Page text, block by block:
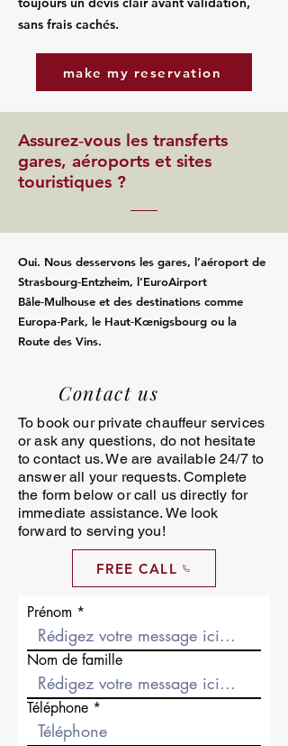
sans frais cachés.
make my reservation
Assurez‑vous les transferts
gares, aéroports et sites
touristiques ?
Oui. Nous desservons les gares, l’aéroport de
Strasbourg‑Entzheim, l’EuroAirport
Bâle‑Mulhouse et des destinations comme
Europa‑Park, le Haut‑Kœnigsbourg ou la
Route des Vins.
Contact us
To book our private chauffeur services
or ask any questions, do not hesitate
to contact us. We are available 24/7 to
answer all your requests. Complete
the form below or call us directly for
immediate assistance. We look
forward to serving you!
FREE CALL
Prénom
Nom de famille
Téléphone